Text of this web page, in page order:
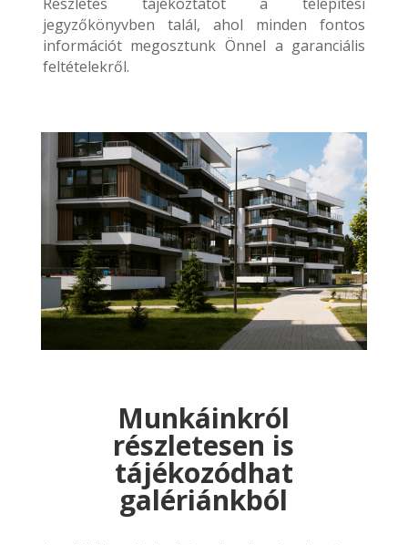
jegyzőkönyvben talál, ahol minden fontos
információt megosztunk Önnel a garanciális
feltételekről.
Munkáinkról
részletesen is
tájékozódhat
galériánkból